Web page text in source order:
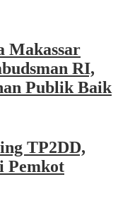
Makassar
RI,
Publik Baik
TP2DD,
Pemkot